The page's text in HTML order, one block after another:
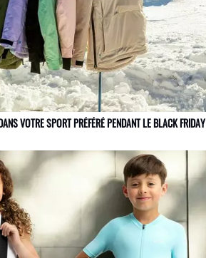
VOTRE SPORT PRÉFÉRÉ PENDANT LE BLACK FRIDAY